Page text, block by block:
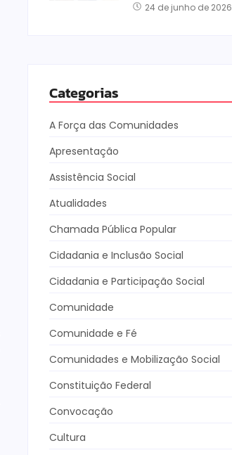
24 de junho de 2026
Categorias
A Força das Comunidades
Apresentação
Assistência Social
Atualidades
Chamada Pública Popular
Cidadania e Inclusão Social
Cidadania e Participação Social
Comunidade
Comunidade e Fé
Comunidades e Mobilização Social
Constituição Federal
Convocação
Cultura